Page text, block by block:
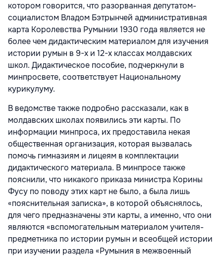
котором говорится, что разорванная депутатом-
социалистом Владом Бэтрынчей административная
карта Королевства Румынии 1930 года является не
более чем дидактическим материалом для изучения
истории румын в 9-х и 12-х классах молдавских
школ. Дидактическое пособие, подчеркнули в
минпросвете, соответствует Национальному
курикулуму.
В ведомстве также подробно рассказали, как в
молдавских школах появились эти карты. По
информации минпроса, их предоставила некая
общественная организация, которая вызвалась
помочь гимназиям и лицеям в комплектации
дидактического материала. В минпросе также
пояснили, что никакого приказа министра Корины
Фусу по поводу этих карт не было, а была лишь
«пояснительная записка», в которой объяснялось,
для чего предназначены эти карты, а именно, что они
являются «вспомогательным материалом учителя-
предметника по истории румын и всеобщей истории
при изучении раздела «Румыния в межвоенный